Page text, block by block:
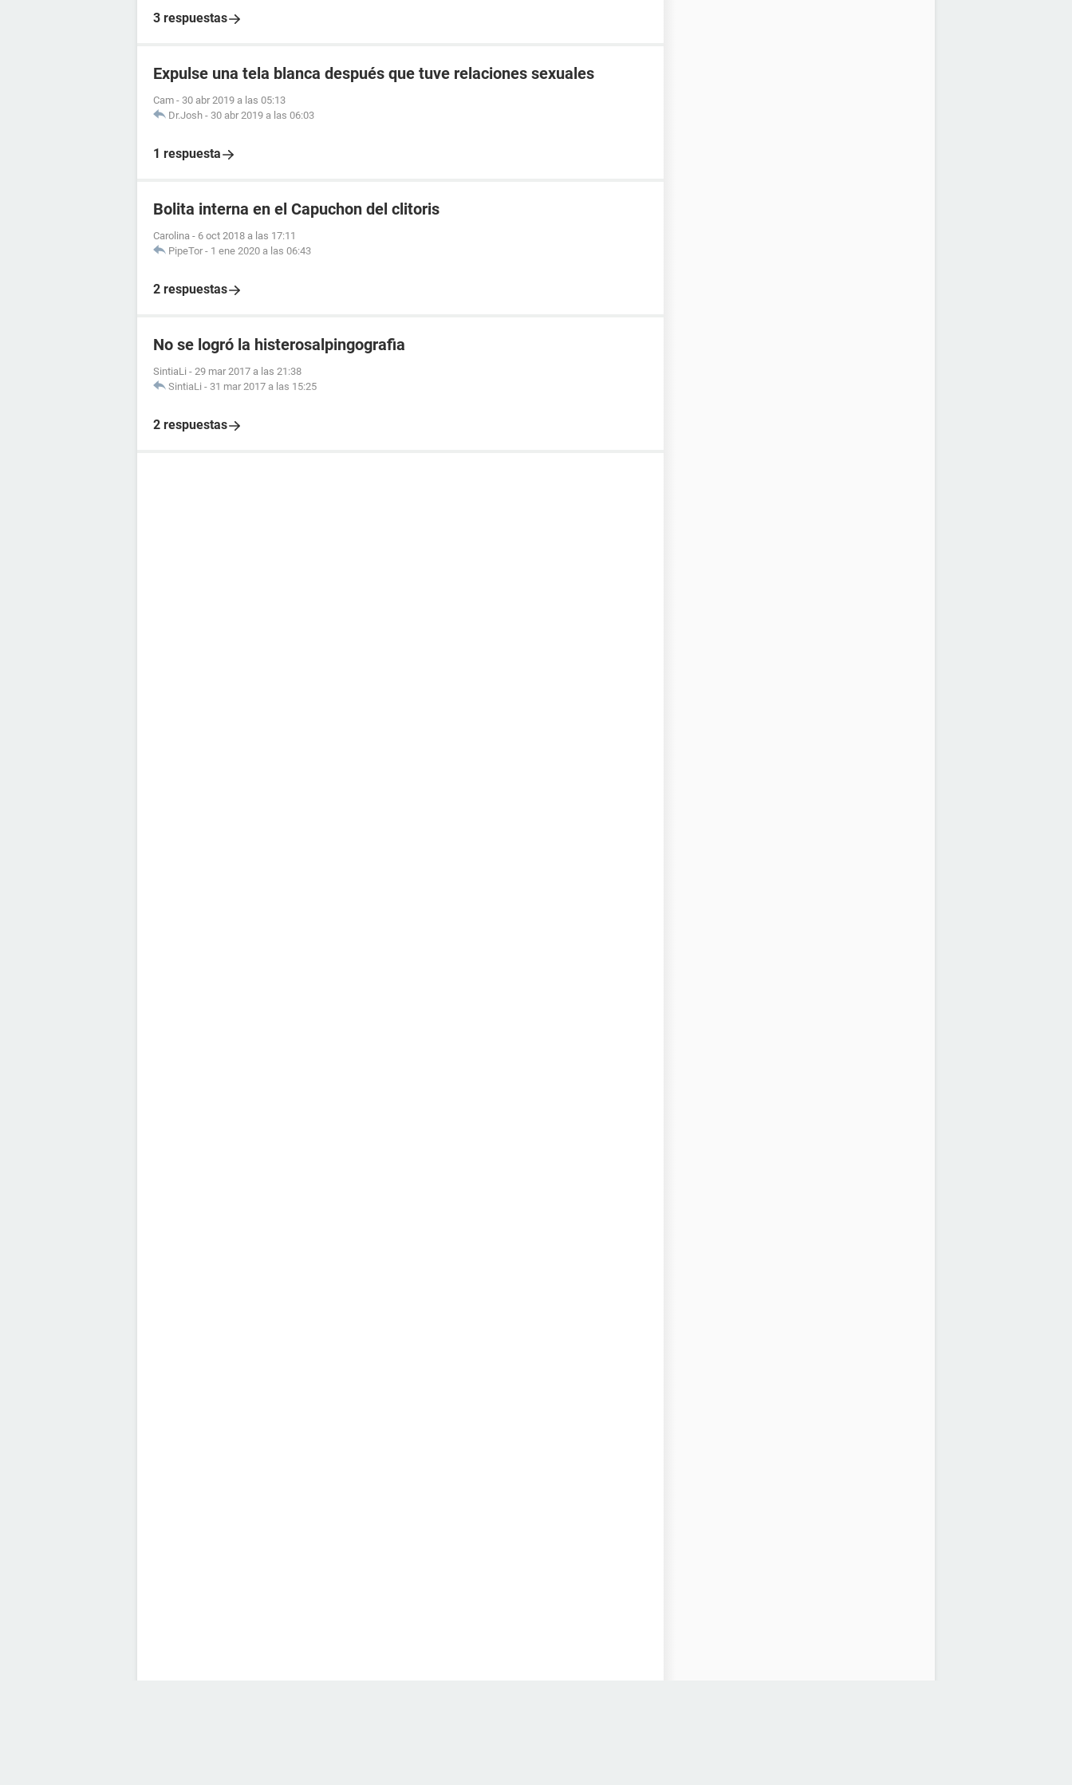
3 respuestas
Expulse una tela blanca después que tuve relaciones sexuales
Cam - 30 abr 2019 a las 05:13
Dr.Josh - 30 abr 2019 a las 06:03
1 respuesta
Bolita interna en el Capuchon del clitoris
Carolina - 6 oct 2018 a las 17:11
PipeTor - 1 ene 2020 a las 06:43
2 respuestas
No se logró la histerosalpingografia
SintiaLi - 29 mar 2017 a las 21:38
SintiaLi - 31 mar 2017 a las 15:25
2 respuestas